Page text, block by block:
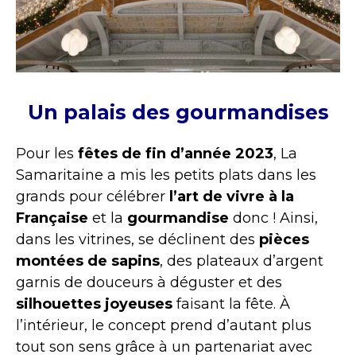
Un palais des gourmandises
Pour les fêtes de fin d’année 2023, La
Samaritaine a mis les petits plats dans les
grands pour célébrer l’art de vivre à la
Française et la gourmandise donc ! Ainsi,
dans les vitrines, se déclinent des pièces
montées de sapins, des plateaux d’argent
garnis de douceurs à déguster et des
silhouettes joyeuses faisant la fête. À
l’intérieur, le concept prend d’autant plus
tout son sens grâce à un partenariat avec